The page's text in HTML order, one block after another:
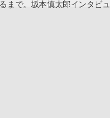
まで。坂本慎太郎インタビュ